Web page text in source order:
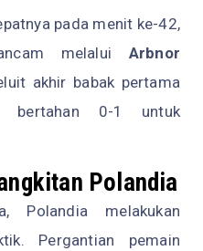
pada menit ke-42,
melalui Arbnor
akhir babak pertama
bertahan 0-1 untuk
Polandia
Polandia melakukan
Pergantian pemain